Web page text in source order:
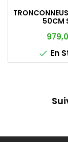
50CM
Prix
 En